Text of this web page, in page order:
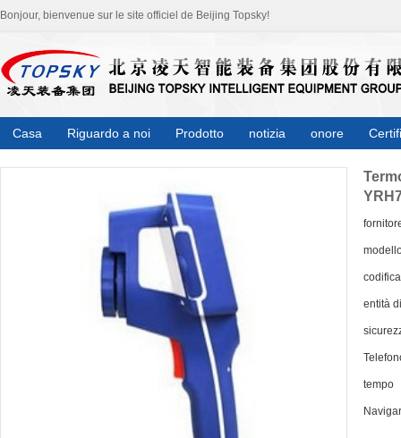
Bonjour, bienvenue sur le site officiel de Beijing Topsky!
Casa Riguardo a noi Prodotto notizia onore
codifica
entità
tempo